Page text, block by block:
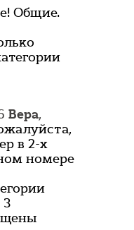
Общие.
Вера,
в 2-х
номере